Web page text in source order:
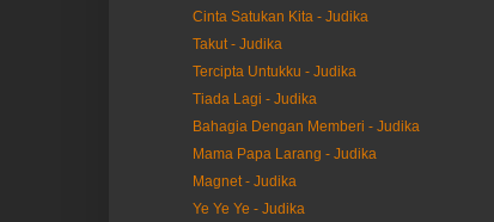
Cinta Satukan Kita - Judika
Takut - Judika
Tercipta Untukku - Judika
Tiada Lagi - Judika
Bahagia Dengan Memberi - Judika
Mama Papa Larang - Judika
Magnet - Judika
Ye Ye Ye - Judika